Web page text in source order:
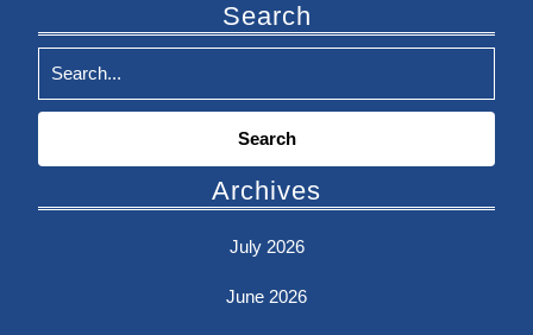
Search
Search
Archives
July 2026
June 2026